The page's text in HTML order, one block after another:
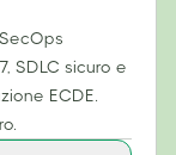
SDLC sicuro e
ECDE.